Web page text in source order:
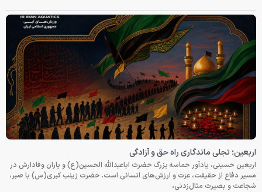
اربعین؛ تجلی ماندگاری راه حق و آزادگی
اربعین حسینی، یادآور حماسه بزرگ حضرت اباعبدالله الحسین(ع) و یاران وفادارش در
مسیر دفاع از حقیقت، عزت و ارزش‌های انسانی است. حضرت زینب کبری(س) با صبر،
شجاعت و بصیرت مثال‌زدنی،